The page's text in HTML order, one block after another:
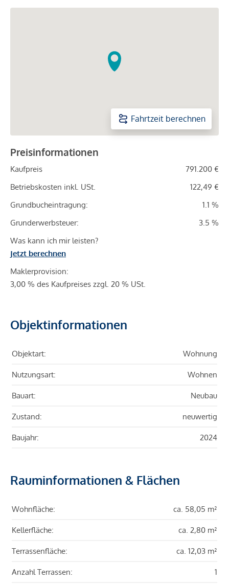
Fahrtzeit berechnen
Preisinformationen
Kaufpreis
791.200 €
Betriebskosten inkl. USt.
122,49 €
Grundbucheintragung:
1.1 %
Grunderwerbsteuer:
3.5 %
Was kann ich mir leisten?
Jetzt berechnen
Maklerprovision:
3,00 % des Kaufpreises zzgl. 20 % USt.
Objektinformationen
Objektart: Wohnung
Nutzungsart: Wohnen
Bauart: Neubau
Zustand: neuwertig
Baujahr: 2024
Rauminformationen & Flächen
Wohnfläche: ca. 58,05 m²
Kellerfläche: ca. 2,80 m²
Terrassenfläche: ca. 12,03 m²
Anzahl Terrassen: 1